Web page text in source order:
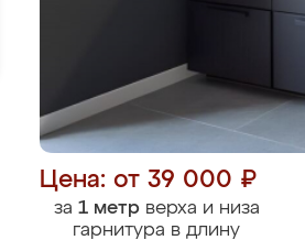
Цена: от 39 000 ₽
за 1 метрверха и низа
гарнитура в длину